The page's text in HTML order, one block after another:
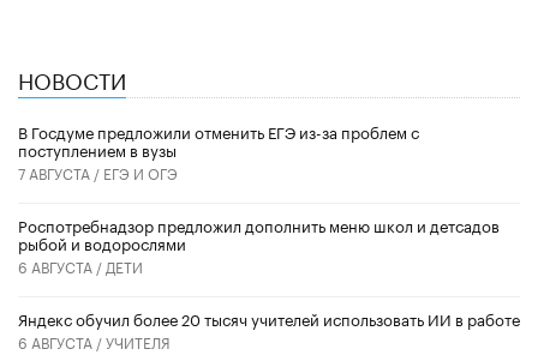
НОВОСТИ
В Госдуме предложили отменить ЕГЭ из-за проблем с
поступлением в вузы
7 АВГУСТА / ЕГЭ И ОГЭ
Роспотребнадзор предложил дополнить меню школ и детсадов
рыбой и водорослями
6 АВГУСТА / ДЕТИ
​Яндекс обучил более 20 тысяч учителей использовать ИИ в работе
6 АВГУСТА /УЧИТЕЛЯ